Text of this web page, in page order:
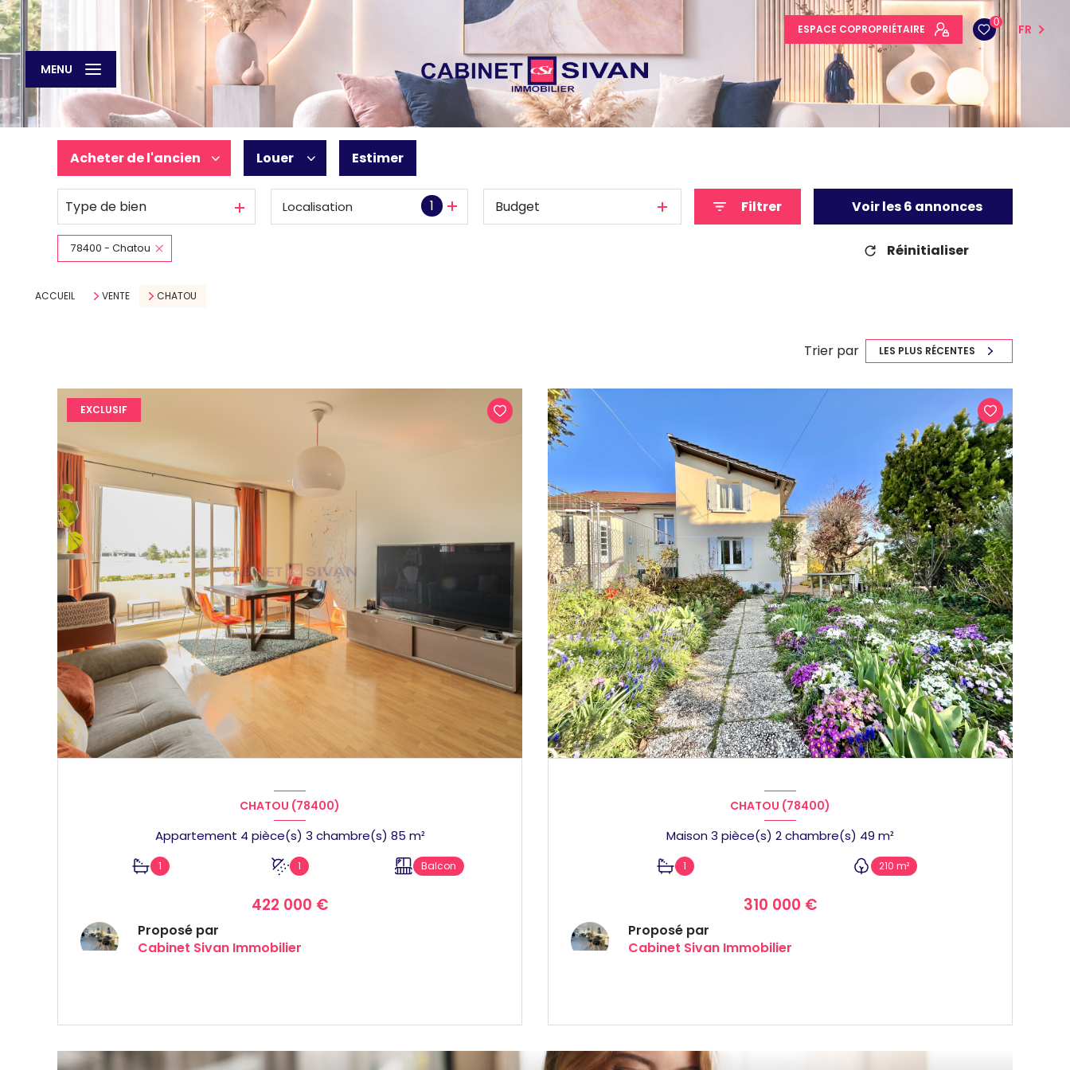
ESPACE COPROPRIÉTAIRE
0 FR
MENU
Acheterde l'ancien
De l'ancien
Louer
à l'année
Estimer
Type de bien 1
Localisation Budget Filtrer Voir les6 annonces
78400 - Chatou Réinitialiser
ACCUEIL VENTE CHATOU
Trier par LES PLUS RÉCENTES
EXCLUSIF
CHATOU (78400)
Appartement 4 pièce(s) 3 chambre(s) 85 m²
1 1 Balcon
422 000 €
Proposé par
Cabinet Sivan Immobilier
CHATOU (78400)
Maison 3 pièce(s) 2 chambre(s) 49 m²
1 210 m²
310 000 €
Proposé par
Cabinet Sivan Immobilier